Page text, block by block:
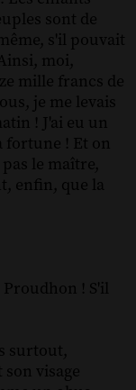
sont de
s'il pouvait
moi,
mille francs de
je me levais
! J'ai eu un
fortune ! Et on
le maître,
enfin, que la
! S'il
surtout,
visage